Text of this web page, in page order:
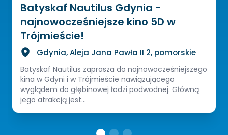
Batyskaf Nautilus Gdynia -
najnowocześniejsze kino 5D w
Trójmieście!
Gdynia, Aleja Jana Pawła II 2, pomorskie
Batyskaf Nautilus zaprasza do najnowocześniejszego
kina w Gdyni i w Trójmieście nawiązującego
wyglądem do głębinowej łodzi podwodnej. Główną
jego atrakcją jest...